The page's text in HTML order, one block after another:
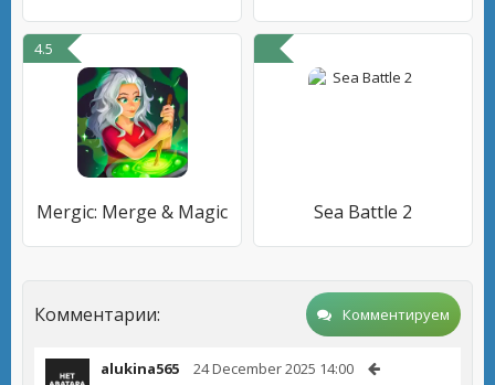
4.5
Mergic: Merge & Magic Sea Battle 2
Комментарии: Комментируем
alukina565 24 December 2025 14:00